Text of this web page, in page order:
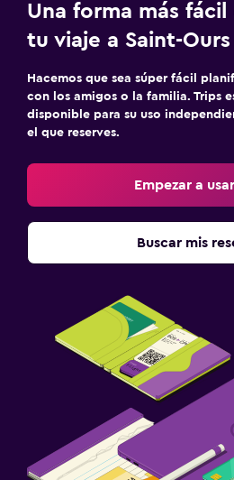
Una forma más
tu viaje a Saint-Ours
Hacemos que sea súper fácil
con los amigos o la familia. Trips
disponible para su uso
el que reserves.
Empezar a
Buscar mis